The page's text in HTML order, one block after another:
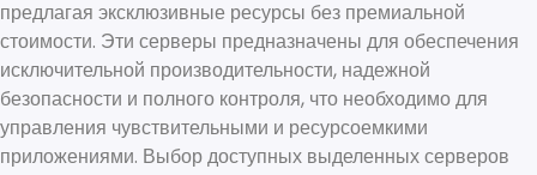
предлагая эксклюзивные ресурсы без премиальной
стоимости. Эти серверы предназначены для обеспечения
исключительной производительности, надежной
безопасности и полного контроля, что необходимо для
управления чувствительными и ресурсоемкими
приложениями. Выбор доступных выделенных серверов